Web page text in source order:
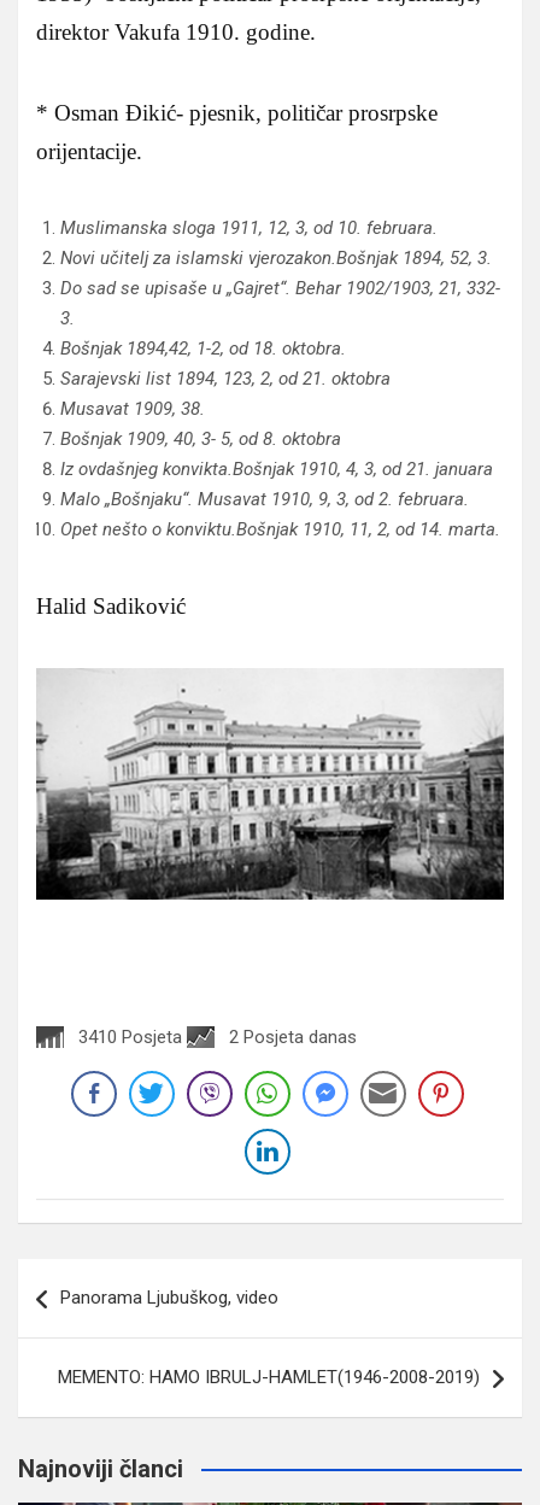
direktor Vakufa 1910. godine.
* Osman Đikić- pjesnik, političar prosrpske
orijentacije.
Muslimanska sloga 1911, 12, 3, od 10. februara.
Novi učitelj za islamski vjerozakon.Bošnjak 1894, 52, 3.
Do sad se upisaše u „Gajret“. Behar 1902/1903, 21, 332-
3.
Bošnjak 1894,42, 1-2, od 18. oktobra.
Sarajevski list 1894, 123, 2, od 21. oktobra
Musavat 1909, 38.
Bošnjak 1909, 40, 3- 5, od 8. oktobra
Iz ovdašnjeg konvikta.Bošnjak 1910, 4, 3, od 21. januara
Malo „Bošnjaku“. Musavat 1910, 9, 3, od 2. februara.
Opet nešto o konviktu.Bošnjak 1910, 11, 2, od 14. marta.
Halid Sadiković
3410 Posjeta 2 Posjeta danas
članaka
Panorama Ljubuškog, video
MEMENTO: HAMO IBRULJ-HAMLET(1946-2008-2019)
Najnoviji članci